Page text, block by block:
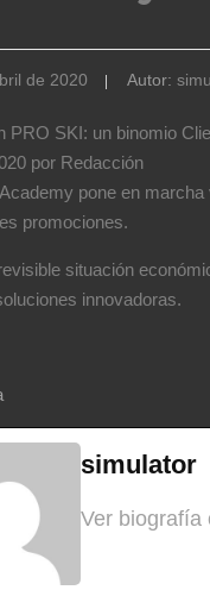
de 2020 Autor:
PRO SKI: un binomio
por Redacción
pone en
promociones.
situación
innovadoras.
simulator
Ver biografía